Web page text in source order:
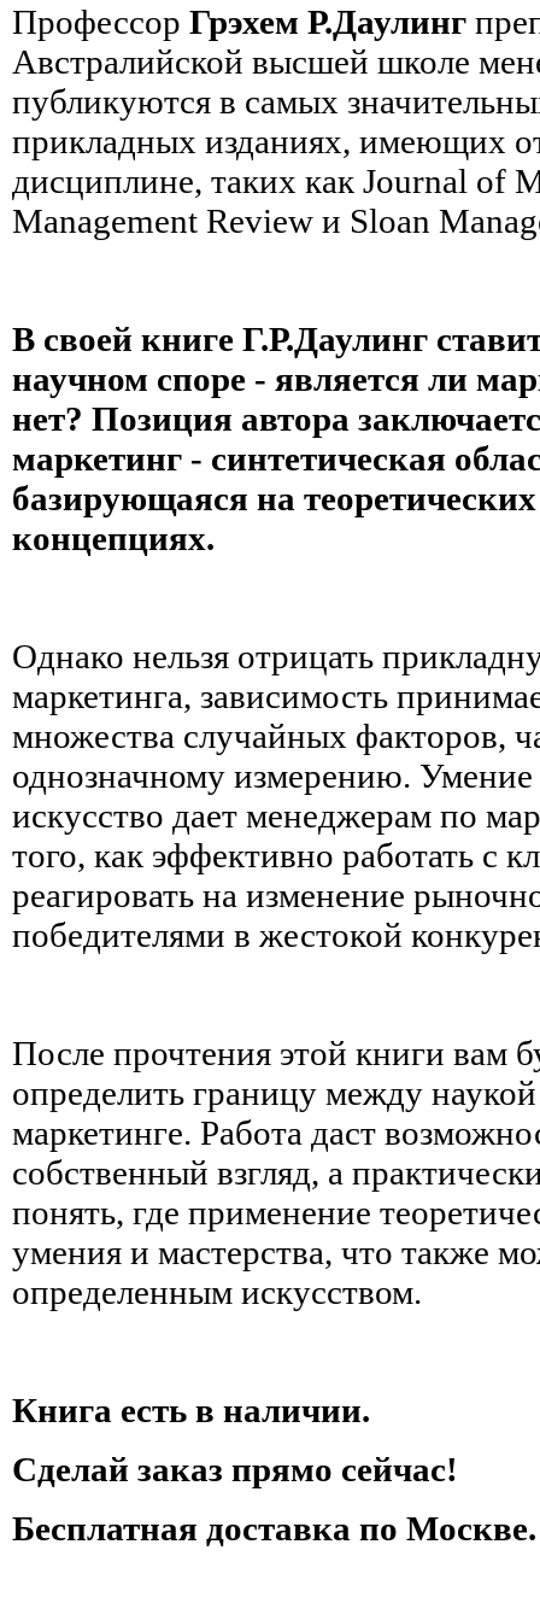
Профессор Грэхем Р.Даулинг
Австралийской высшей школе
публикуются в самых
прикладных изданиях, имеющих
дисциплине, таких как Journal of
Management Review и Sloan
В своей книге Г.Р.Даулинг
научном споре - является ли
нет? Позиция автора
маркетинг - синтетическая
базирующаяся на
концепциях.
Однако нельзя отрицать
маркетинга, зависимость
множества случайных факторов,
однозначному измерению. Умение
искусство дает менеджерам по
того, как эффективно работать с
реагировать на изменение
победителями в жестокой
После прочтения этой книги вам
определить границу между
маркетинге. Работа даст
собственный взгляд, а
понять, где применение
умения и мастерства, что также
определенным искусством.
Книга есть в наличии.
Сделай заказ прямо сейчас!
Бесплатная доставка по Москве.